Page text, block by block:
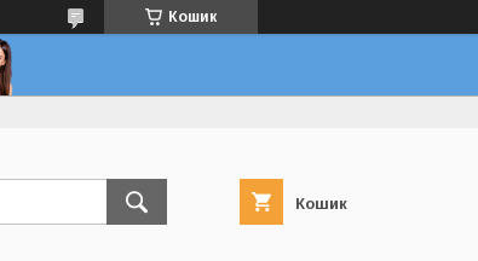
Кошик
Кошик